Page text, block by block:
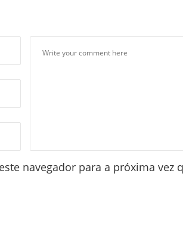
navegador para a próxima vez